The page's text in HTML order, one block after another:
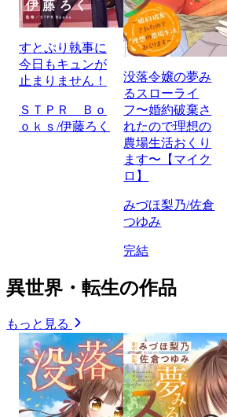
すとぷり執事に
今日もキュンが
止まりません！
ＳＴＰＲ Ｂｏ
ｏｋｓ/伊藤ろく
没落令嬢の夢み
るスローライ
フ〜婚約破棄さ
れたので理想の
農場生活おくり
ます〜【マイク
ロ】
みづほ梨乃/佐倉
つゆみ
完結
異世界・転生の作品
もっと見る